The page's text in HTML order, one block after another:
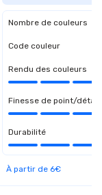
Nombre de couleurs
Code couleur
Rendu des couleurs
Finesse de point/détail
Durabilité
À partir de 6€